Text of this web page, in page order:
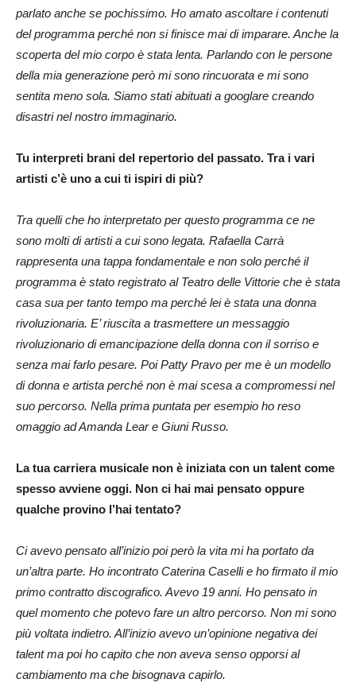
parlato anche se pochissimo. Ho amato ascoltare i contenuti
del programma perché non si finisce mai di imparare. Anche la
scoperta del mio corpo è stata lenta. Parlando con le persone
della mia generazione però mi sono rincuorata e mi sono
sentita meno sola. Siamo stati abituati a googlare creando
disastri nel nostro immaginario.
Tu interpreti brani del repertorio del passato. Tra i vari
artisti c’è uno a cui ti ispiri di più?
Tra quelli che ho interpretato per questo programma ce ne
sono molti di artisti a cui sono legata. Rafaella Carrà
rappresenta una tappa fondamentale e non solo perché il
programma è stato registrato al Teatro delle Vittorie che è stata
casa sua per tanto tempo ma perché lei è stata una donna
rivoluzionaria. E’ riuscita a trasmettere un messaggio
rivoluzionario di emancipazione della donna con il sorriso e
senza mai farlo pesare. Poi Patty Pravo per me è un modello
di donna e artista perché non è mai scesa a compromessi nel
suo percorso. Nella prima puntata per esempio ho reso
omaggio ad Amanda Lear e Giuni Russo.
La tua carriera musicale non è iniziata con un talent come
spesso avviene oggi. Non ci hai mai pensato oppure
qualche provino l’hai tentato?
Ci avevo pensato all’inizio poi però la vita mi ha portato da
un’altra parte. Ho incontrato Caterina Caselli e ho firmato il mio
primo contratto discografico. Avevo 19 anni. Ho pensato in
quel momento che potevo fare un altro percorso. Non mi sono
più voltata indietro. All’inizio avevo un’opinione negativa dei
talent ma poi ho capito che non aveva senso opporsi al
cambiamento ma che bisognava capirlo.